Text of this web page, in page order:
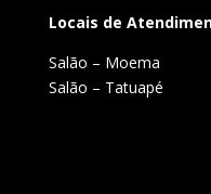
Locais de
Salão – Moema
Salão – Tatuapé